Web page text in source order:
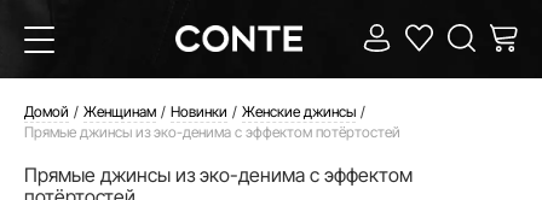
Домой Женщинам Новинки
Женские джинсы
Прямые джинсы из эко-денима с эффектом потёртостей
Прямые джинсы из эко-денима с эффектом